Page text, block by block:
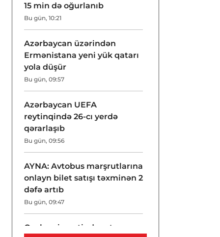
15 min də oğurlanıb
Bu gün, 10:21
Azərbaycan üzərindən
Ermənistana yeni yük qatarı
yola düşür
Bu gün, 09:57
Azərbaycan UEFA
reytinqində 26-cı yerdə
qərarlaşıb
Bu gün, 09:56
AYNA: Avtobus marşrutlarına
onlayn bilet satışı təxminən 2
dəfə artıb
Bu gün, 09:47
Qızılın qiymətində artım